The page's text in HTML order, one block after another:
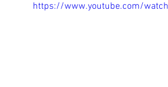
https://www.youtube.com/